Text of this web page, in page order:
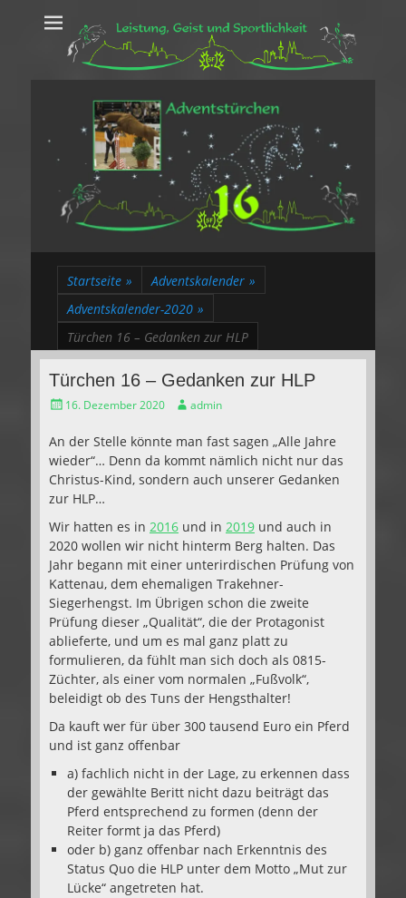
Leistung, Geist
und Sportlichkeit
Trakehner aus dem Herzen des Rheinlands
Startseite » Adventskalender »
Adventskalender-2020 »
Türchen 16 – Gedanken zur HLP
Türchen 16 – Gedanken zur HLP
Gepostet
16. Dezember 2020 Autoradmin
An der Stelle könnte man fast sagen „Alle Jahre
wieder“… Denn da kommt nämlich nicht nur das
Christus-Kind, sondern auch unserer Gedanken
zur HLP…
Wir hatten es in 2016 und in 2019 und auch in
2020 wollen wir nicht hinterm Berg halten. Das
Jahr begann mit einer unterirdischen Prüfung von
Kattenau, dem ehemaligen Trakehner-
Siegerhengst. Im Übrigen schon die zweite
Prüfung dieser „Qualität“, die der Protagonist
ablieferte, und um es mal ganz platt zu
formulieren, da fühlt man sich doch als 0815-
Züchter, als einer vom normalen „Fußvolk“,
beleidigt ob des Tuns der Hengsthalter!
Da kauft wer für über 300 tausend Euro ein Pferd
und ist ganz offenbar
a) fachlich nicht in der Lage, zu erkennen dass
der gewählte Beritt nicht dazu beiträgt das
Pferd entsprechend zu formen (denn der
Reiter formt ja das Pferd)
oder b) ganz offenbar nach Erkenntnis des
Status Quo die HLP unter dem Motto „Mut zur
Lücke“ angetreten hat.